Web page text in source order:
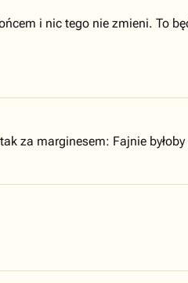
i nic tego nie zmieni. To
za marginesem: Fajnie